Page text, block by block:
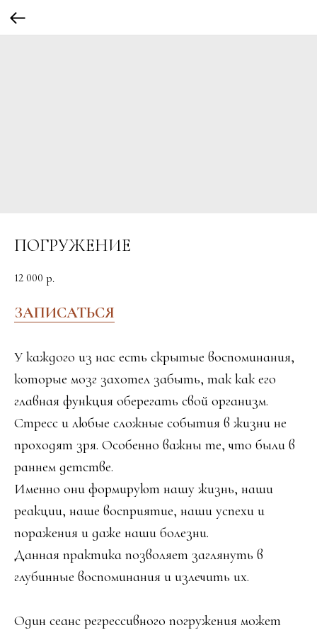
ПОГРУЖЕНИЕ
12 000 р.
ЗАПИСАТЬСЯ
У каждого из нас есть скрытые воспоминания,
которые мозг захотел забыть, так как его
главная функция оберегать свой организм.
Стресс и любые сложные события в жизни не
проходят зря. Особенно важны те, что были в
раннем детстве.
Именно они формируют нашу жизнь, наши
реакции, наше восприятие, наши успехи и
поражения и даже наши болезни.
Данная практика позволяет заглянуть в
глубинные воспоминания и излечить их.
Один сеанс регрессивного погружения может